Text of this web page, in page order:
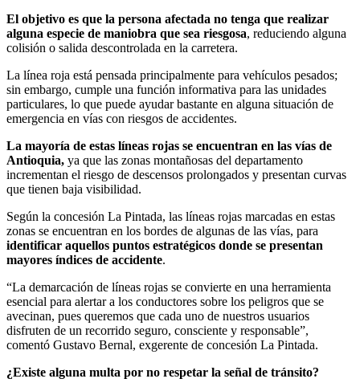
El objetivo es que la persona afectada no tenga que realizar
alguna especie de maniobra que sea riesgosa, reduciendo alguna
colisión o salida descontrolada en la carretera.
La línea roja está pensada principalmente para vehículos pesados;
sin embargo, cumple una función informativa para las unidades
particulares, lo que puede ayudar bastante en alguna situación de
emergencia en vías con riesgos de accidentes.
La mayoría de estas líneas rojas se encuentran en las vías de
Antioquia, ya que las zonas montañosas del departamento
incrementan el riesgo de descensos prolongados y presentan curvas
que tienen baja visibilidad.
Según la concesión La Pintada, las líneas rojas marcadas en estas
zonas se encuentran en los bordes de algunas de las vías, para
identificar aquellos puntos estratégicos donde se presentan
mayores índices de accidente.
“La demarcación de líneas rojas se convierte en una herramienta
esencial para alertar a los conductores sobre los peligros que se
avecinan, pues queremos que cada uno de nuestros usuarios
disfruten de un recorrido seguro, consciente y responsable”,
comentó Gustavo Bernal, exgerente de concesión La Pintada.
¿Existe alguna multa por no respetar la señal de tránsito?